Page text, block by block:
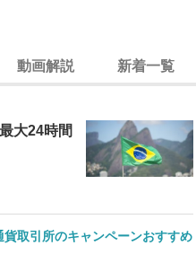
動画解説 新着一覧
大24時間
貨取引所のキャンペーンおすすめ